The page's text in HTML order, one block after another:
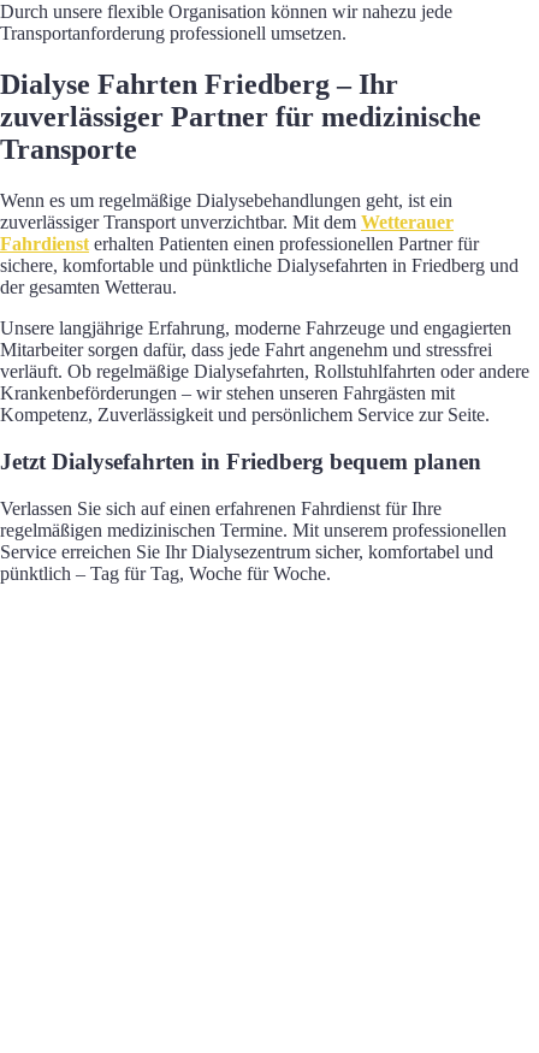
Durch unsere flexible Organisation können wir nahezu jede
Transportanforderung professionell umsetzen.
Dialyse Fahrten Friedberg – Ihr
zuverlässiger Partner für medizinische
Transporte
Wenn es um regelmäßige Dialysebehandlungen geht, ist ein
zuverlässiger Transport unverzichtbar. Mit dem Wetterauer
Fahrdienst erhalten Patienten einen professionellen Partner für
sichere, komfortable und pünktliche Dialysefahrten in Friedberg und
der gesamten Wetterau.
Unsere langjährige Erfahrung, moderne Fahrzeuge und engagierten
Mitarbeiter sorgen dafür, dass jede Fahrt angenehm und stressfrei
verläuft. Ob regelmäßige Dialysefahrten, Rollstuhlfahrten oder andere
Krankenbeförderungen – wir stehen unseren Fahrgästen mit
Kompetenz, Zuverlässigkeit und persönlichem Service zur Seite.
Jetzt Dialysefahrten in Friedberg bequem planen
Verlassen Sie sich auf einen erfahrenen Fahrdienst für Ihre
regelmäßigen medizinischen Termine. Mit unserem professionellen
Service erreichen Sie Ihr Dialysezentrum sicher, komfortabel und
pünktlich – Tag für Tag, Woche für Woche.